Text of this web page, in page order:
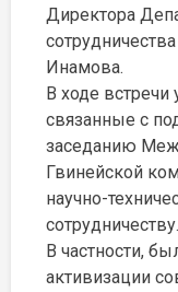
Директора
Инамова.
В ходе встречи
связанные с
заседанию
Гвинейской
научно-
сотрудничеству.
В частности,
активизации